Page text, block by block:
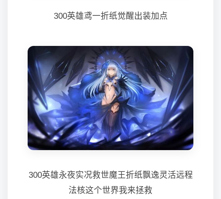
300英雄鸢一折纸觉醒出装加点
300英雄永夜实况救世魔王折纸飘逸灵活远程
法核这个世界我来拯救